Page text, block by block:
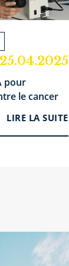
25.04.2025
pour
le cancer
LIRE LA SUITE